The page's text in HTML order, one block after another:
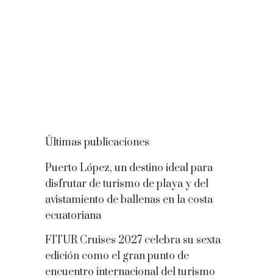
Últimas publicaciones
Puerto López, un destino ideal para
disfrutar de turismo de playa y del
avistamiento de ballenas en la costa
ecuatoriana
FITUR Cruises 2027 celebra su sexta
edición como el gran punto de
encuentro internacional del turismo